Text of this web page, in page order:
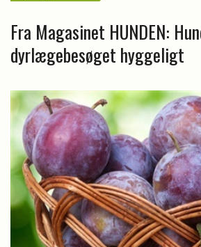
Fra Magasinet HUNDEN:
dyrlægebesøget hyggeligt